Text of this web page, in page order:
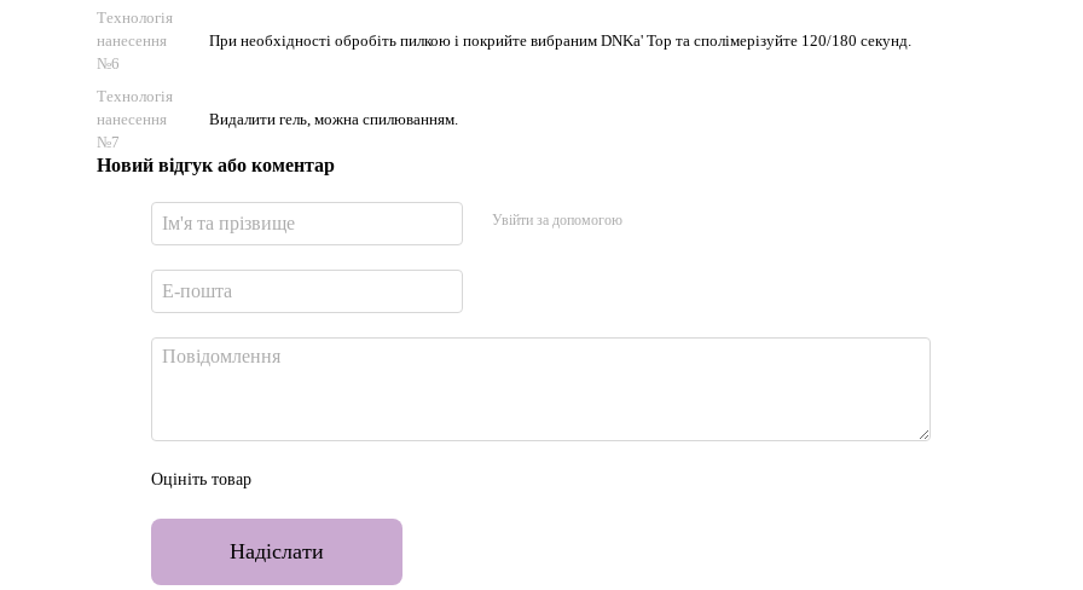
Технологія
нанесення
№6
При необхідності обробіть пилкою і покрийте вибраним DNKa' Top та сполімерізуйте 120/180 секунд.
Технологія
нанесення
№7
Видалити гель, можна спилюванням.
Новий відгук або коментар
Увійти за допомогою
Оцініть товар
Надіслати